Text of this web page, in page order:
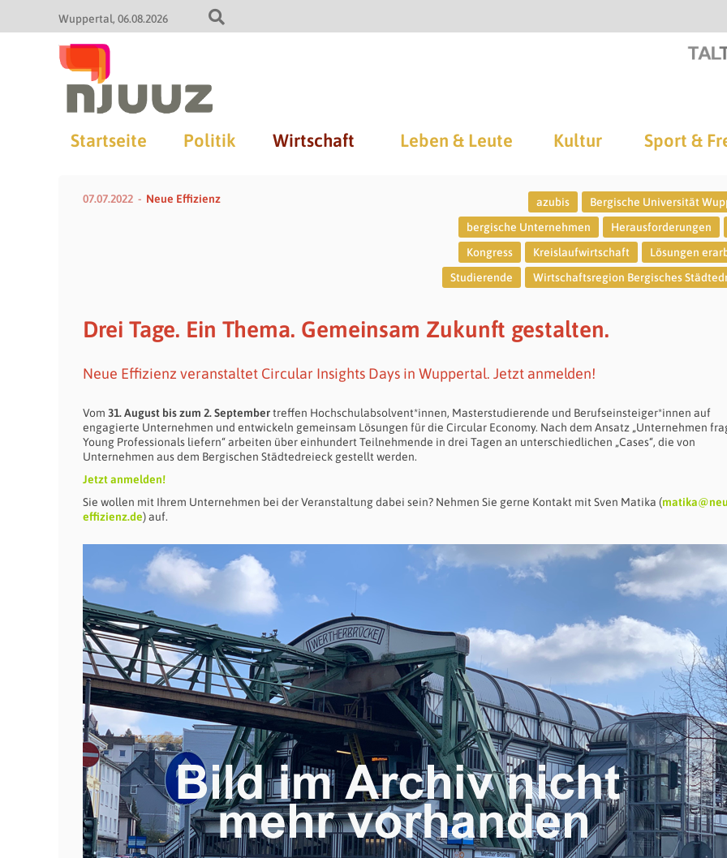
Wuppertal 06.08.2026
Startseite Politik Wirtschaft Leben & Leute Kultur Sport &
07.07.2022 Neue Effizienz azubis
Bergische Universität
bergische Unternehmen
Herausforderungen
Kongress
Kreislaufwirtschaft
Lösungen
Studierende
Wirtschaftsregion Bergisches
Drei Tage. Ein Thema. Gemeinsam Zukunft gestalten.
Neue Effizienz veranstaltet Circular Insights Days in Wuppertal. Jetzt anmelden!
Vom 31. August bis zum 2. Septembertreffen Hochschulabsolvent*innen, Masterstudierende und Berufseinsteiger*innen auf
engagierte Unternehmen und entwickeln gemeinsam Lösungen für die Circular Economy. Nach dem Ansatz „Unternehmen
Young Professionals liefern“ arbeiten über einhundert Teilnehmende in drei Tagen an unterschiedlichen „Cases“, die von
Unternehmen aus dem Bergischen Städtedreieck gestellt werden.
Jetzt anmelden!
Sie wollen mit Ihrem Unternehmen bei der Veranstaltung dabei sein? Nehmen Sie gerne Kontakt mit Sven Matika (
effizienz.de) auf.